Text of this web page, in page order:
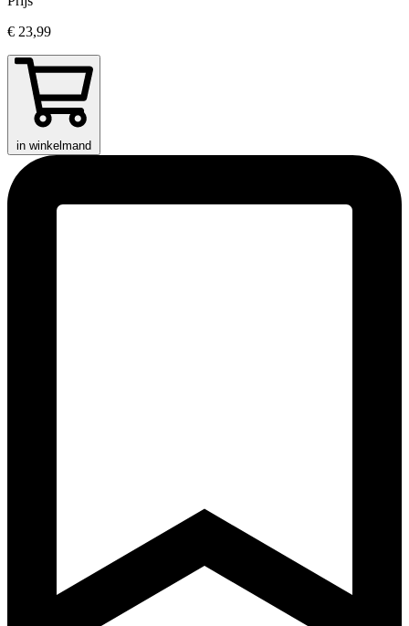
€ 23,99
in winkelmand